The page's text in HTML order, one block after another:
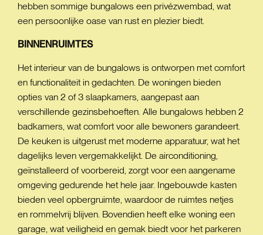
hebben sommige bungalows een privézwembad, wat
een persoonlijke oase van rust en plezier biedt.
BINNENRUIMTES
Het interieur van de bungalows is ontworpen met comfort
en functionaliteit in gedachten. De woningen bieden
opties van 2 of 3 slaapkamers, aangepast aan
verschillende gezinsbehoeften. Alle bungalows hebben 2
badkamers, wat comfort voor alle bewoners garandeert.
De keuken is uitgerust met moderne apparatuur, wat het
dagelijks leven vergemakkelijkt. De airconditioning,
geïnstalleerd of voorbereid, zorgt voor een aangename
omgeving gedurende het hele jaar. Ingebouwde kasten
bieden veel opbergruimte, waardoor de ruimtes netjes
en rommelvrij blijven. Bovendien heeft elke woning een
garage, wat veiligheid en gemak biedt voor het parkeren